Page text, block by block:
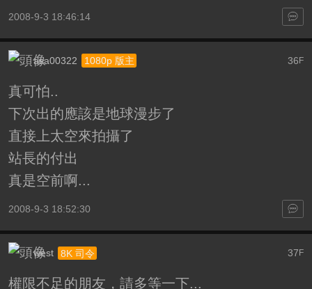
2008-9-3 18:46:14
36 F
asa00322 1080p 版主
真可怕..
下次出的應該是地球漫步了
直接上太空來拍攝了
站長的付出
真是空前啊...
2008-9-3 18:52:30
37 F
west 8K 司令
權限不足的朋友，請多等一下...